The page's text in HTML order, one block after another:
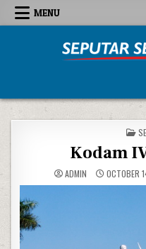
Skip to content
MENU
Kodam
ADMIN OCTOBER